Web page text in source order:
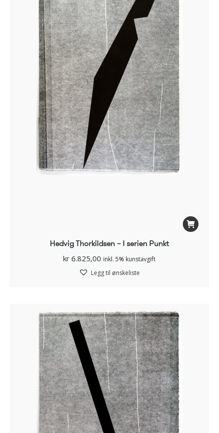
Hedvig Thorkildsen – I serien Punkt
kr 6.825,00 inkl. 5% kunstavgift
Legg til ønskeliste